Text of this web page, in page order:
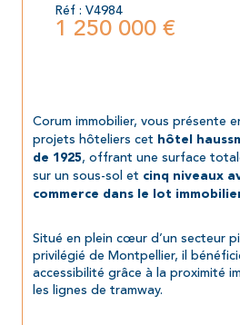
Réf : V4984
1 250 000 €
Corum immobilier, vous présente
projets hôteliers cet hôtel
de 1925, offrant une surface
sur un sous-sol et cinq niveaux
commerce dans le lot
Situé en plein cœur d’un secteur
privilégié de Montpellier, il
accessibilité grâce à la proximité
les lignes de tramway.